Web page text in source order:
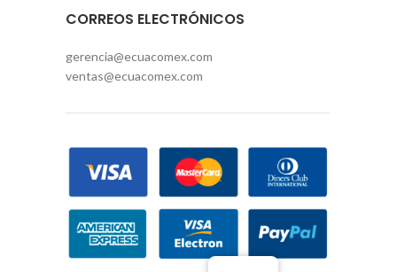
CORREOS ELECTRÓNICOS
gerencia@ecuacomex.com
ventas@ecuacomex.com